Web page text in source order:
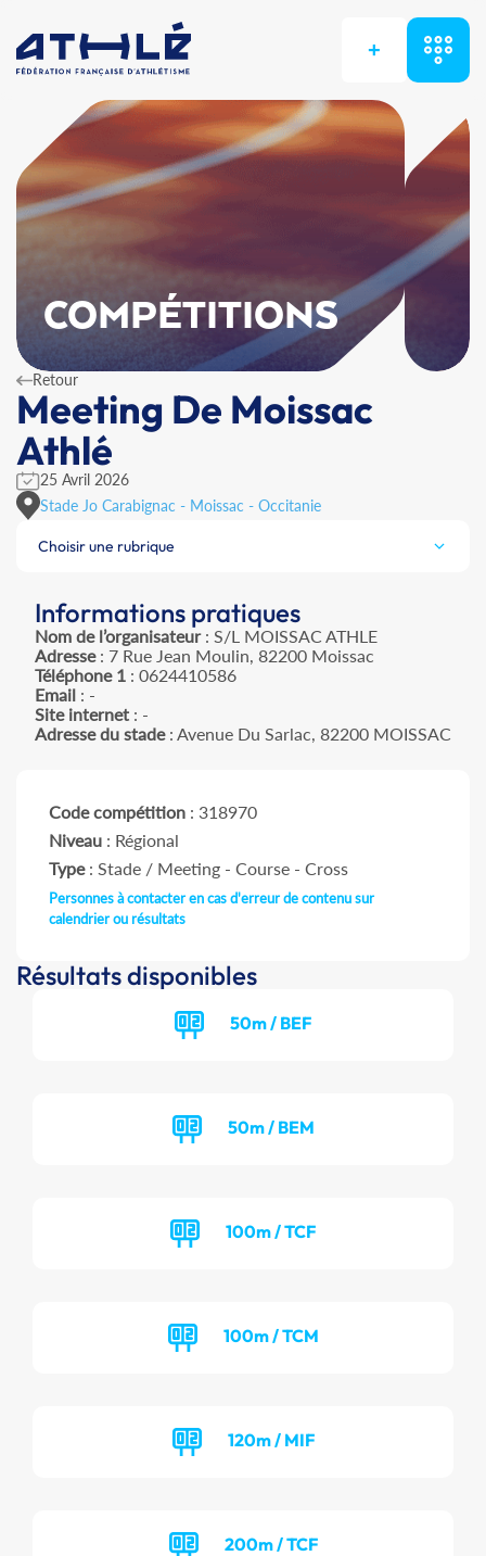
+
COMPÉTITIONS
Retour
Meeting De Moissac
Athlé
25 Avril 2026
Stade Jo Carabignac - Moissac - Occitanie
Choisir une rubrique
Informations pratiques
Nom de l’organisateur: S/L MOISSAC ATHLE
Adresse: 7 Rue Jean Moulin, 82200 Moissac
Téléphone 1 : 0624410586
Email : -
Site internet : -
Adresse du stade: Avenue Du Sarlac, 82200 MOISSAC
Code compétition : 318970
Niveau : Régional
Type: Stade / Meeting - Course - Cross
Personnes à contacter en cas d'erreur de contenu sur
calendrier ou résultats
Résultats disponibles
50m / BEF
50m / BEM
100m / TCF
100m / TCM
120m / MIF
200m / TCF